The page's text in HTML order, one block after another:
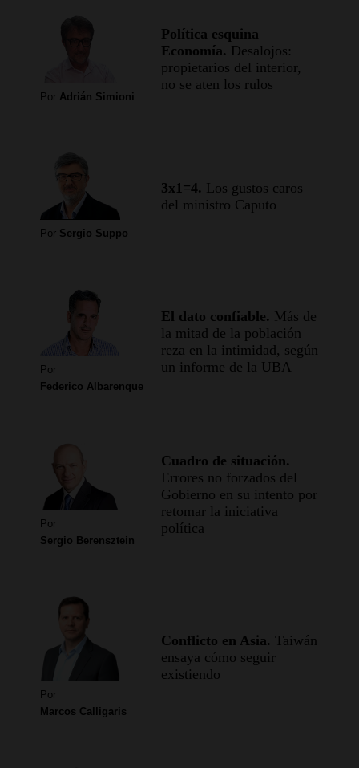
Por Adrián Simioni
Política esquina
Economía. Desalojos:
propietarios del interior,
no se aten los rulos
Por Sergio Suppo
3x1=4. Los gustos caros
del ministro Caputo
Por
Federico Albarenque
El dato confiable. Más de
la mitad de la población
reza en la intimidad, según
un informe de la UBA
Por
Sergio Berensztein
Cuadro de situación.
Errores no forzados del
Gobierno en su intento por
retomar la iniciativa
política
Por
Marcos Calligaris
Conflicto en Asia. Taiwán
ensaya cómo seguir
existiendo